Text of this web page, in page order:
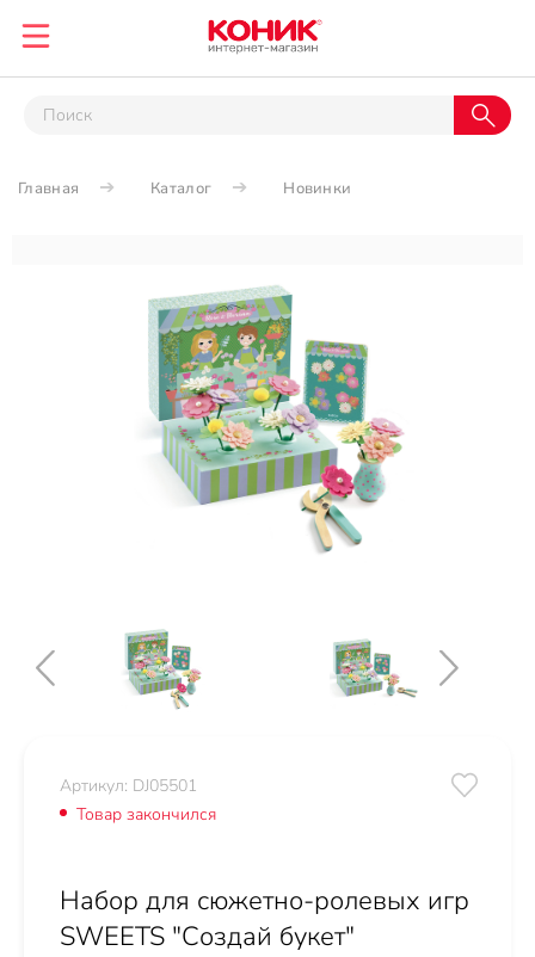
Главная Каталог Новинки
Артикул: DJ05501
Товар закончился
Набор для сюжетно-ролевых игр
SWEETS "Создай букет"